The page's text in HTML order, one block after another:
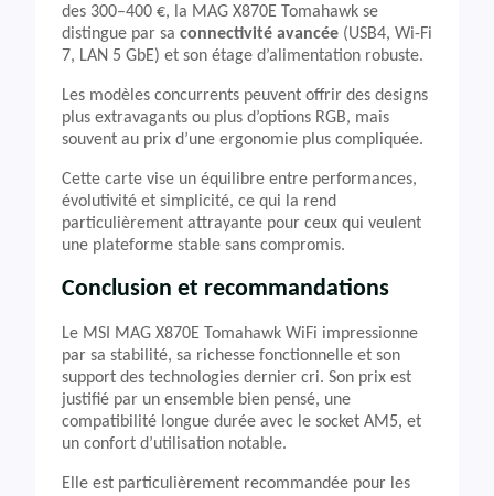
des 300–400 €, la MAG X870E Tomahawk se
distingue par sa connectivité avancée (USB4, Wi-Fi
7, LAN 5 GbE) et son étage d’alimentation robuste.
Les modèles concurrents peuvent offrir des designs
plus extravagants ou plus d’options RGB, mais
souvent au prix d’une ergonomie plus compliquée.
Cette carte vise un équilibre entre performances,
évolutivité et simplicité, ce qui la rend
particulièrement attrayante pour ceux qui veulent
une plateforme stable sans compromis.
Conclusion et recommandations
Le MSI MAG X870E Tomahawk WiFi impressionne
par sa stabilité, sa richesse fonctionnelle et son
support des technologies dernier cri. Son prix est
justifié par un ensemble bien pensé, une
compatibilité longue durée avec le socket AM5, et
un confort d’utilisation notable.
Elle est particulièrement recommandée pour les